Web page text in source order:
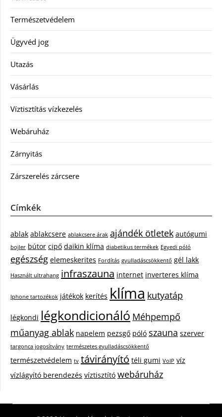
Természetvédelem
Ügyvéd jog
Utazás
Vásárlás
Víztisztítás vízkezelés
Webáruház
Zárnyitás
Zárszerelés zárcsere
Címkék
ablak ablakcsere ablakcsere árak ajándék ötletek autógumi
bojler bútor cipő daikin klíma diabetikus termékek Egyedi póló
egészség elemeskerites Fordítás gyulladáscsökkentő gél lakk
Használt ultrahang infraszauna internet inverteres klíma
Iphone tartozékok játékok kerítés klíma kutyatáp
légkondi légkondicionáló Méhpempő
műanyag ablak napelem pezsgő póló szauna szerver
targonca jogosítvány természetes gyulladáscsökkentő
természetvédelem tv távirányító téli gumi VoIP víz
vízlágyító berendezés víztisztító webáruház